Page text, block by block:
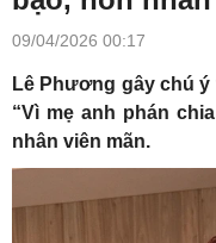
09/04/2026 00:17
Lê Phương gây chú
“Vì mẹ anh phán
nhân viên mãn.